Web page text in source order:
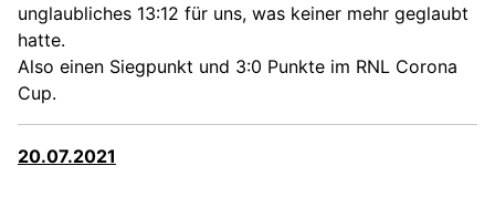
unglaubliches 13:12 für uns, was keiner mehr geglaubt
hatte.
Also einen Siegpunkt und 3:0 Punkte im RNL Corona
Cup.
20.07.2021